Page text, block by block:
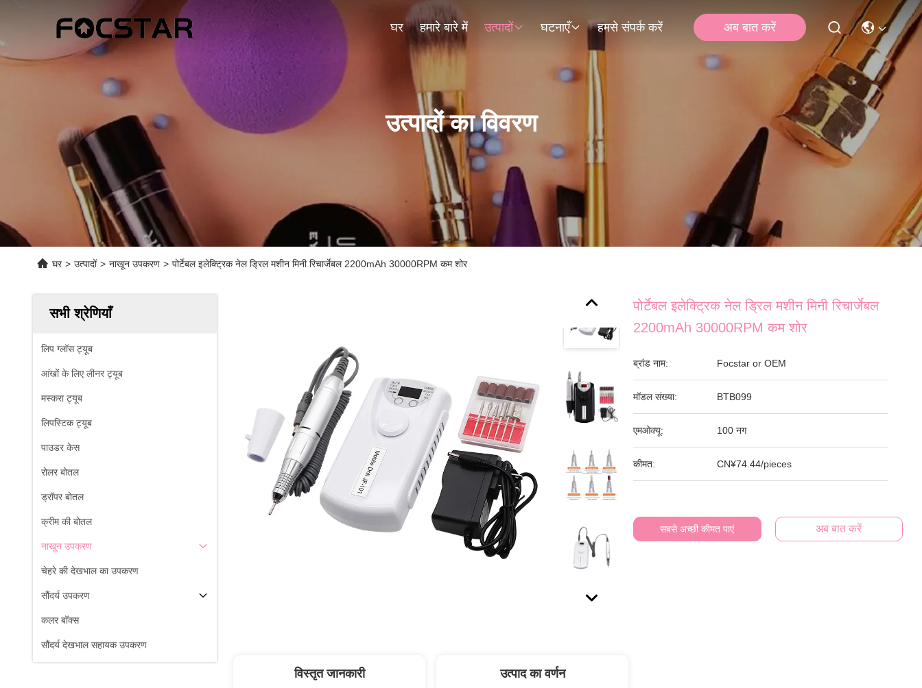
घर हमारे बारे में उत्पादों घटनाएँ हमसे संपर्क करें अब बात करें
उत्पादों का विवरण
घर > उत्पादों > नाखून उपकरण > पोर्टेबल इलेक्ट्रिक नेल ड्रिल मशीन मिनी रिचार्जेबल 2200mAh 30000RPM कम शोर
सभी श्रेणियाँ
लिप ग्लॉस ट्यूब
आंखों के लिए लीनर ट्यूब
मस्करा ट्यूब
लिपस्टिक ट्यूब
पाउडर केस
रोलर बोतल
ड्रॉपर बोतल
क्रीम की बोतल
नाखून उपकरण
चेहरे की देखभाल का उपकरण
सौंदर्य उपकरण
कलर बॉक्स
सौंदर्य देखभाल सहायक उपकरण
पोर्टेबल इलेक्ट्रिक नेल ड्रिल मशीन मिनी रिचार्जेबल
2200mAh 30000RPM कम शोर
ब्रांड नाम: Focstar or OEM
मॉडल संख्या: BTB099
एमओक्यू: 100 नग
कीमत: CN¥74.44/pieces
सबसे अच्छी कीमत पाएं अब बात करें
विस्तृत जानकारी उत्पाद का वर्णन